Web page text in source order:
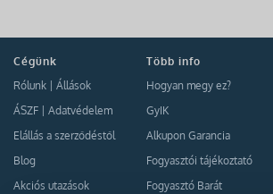
Cégünk
Rólunk
Állások
ÁSZF
Adatvédelem
Elállás a szerződéstől
Blog
Akciós utazások
Több info
Hogyan megy ez?
GyIK
Alkupon Garancia
Fogyasztói tájékoztató
Fogyasztó Barát